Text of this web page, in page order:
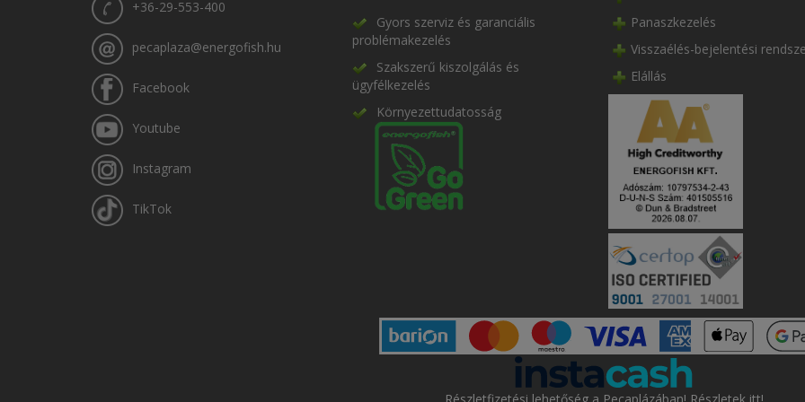
+36-29-553-400
pecaplaza@energofish.hu
Facebook
Youtube
Instagram
TikTok
Gyors szerviz és garanciális
problémakezelés
Szakszerű kiszolgálás és
ügyfélkezelés
Környezettudatosság
Panaszkezelés
Visszaélés-bejelentési
Elállás